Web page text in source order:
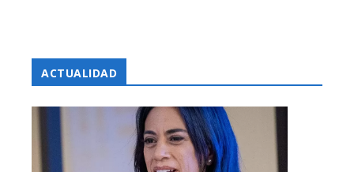
ACTUALIDAD